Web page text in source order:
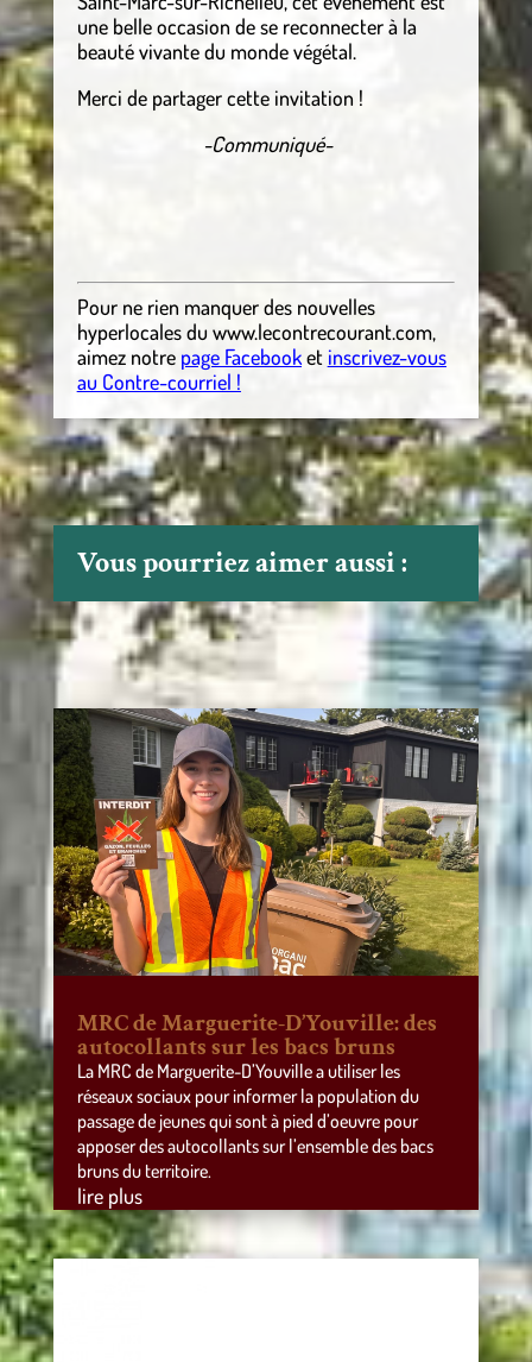
une belle occasion de se reconnecter à la
beauté vivante du monde végétal.
Merci de partager cette invitation !
-Communiqué-
Pour ne rien manquer des nouvelles
hyperlocalesdu www.lecontrecourant.com,
aimez notre page Facebooket inscrivez-vous
au Contre-courriel !
Vous pourriez aimer aussi :
MRC de Marguerite-D’Youville: des
autocollants sur les bacs bruns
La MRC de Marguerite-D’Youville a utiliser les
réseaux sociaux pour informer la population du
passage de jeunes qui sont à pied d’oeuvre pour
apposer des autocollants sur l’ensemble des bacs
bruns du territoire.
lire plus